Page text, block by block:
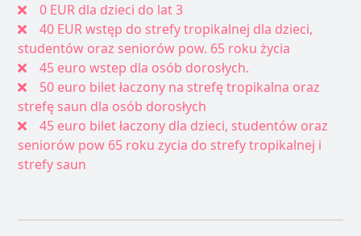
0 EUR dla dzieci do lat 3
40 EUR wstęp do strefy tropikalnej dla dzieci,
studentów oraz seniorów pow. 65 roku życia
45 euro wstep dla osób dorosłych.
50 euro bilet łaczony na strefę tropikalna oraz
strefę saun dla osób dorosłych
45 euro bilet łaczony dla dzieci, studentów oraz
seniorów pow 65 roku zycia do strefy tropikalnej i
strefy saun